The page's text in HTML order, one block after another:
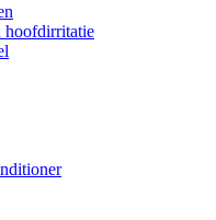
hoofdirritatie